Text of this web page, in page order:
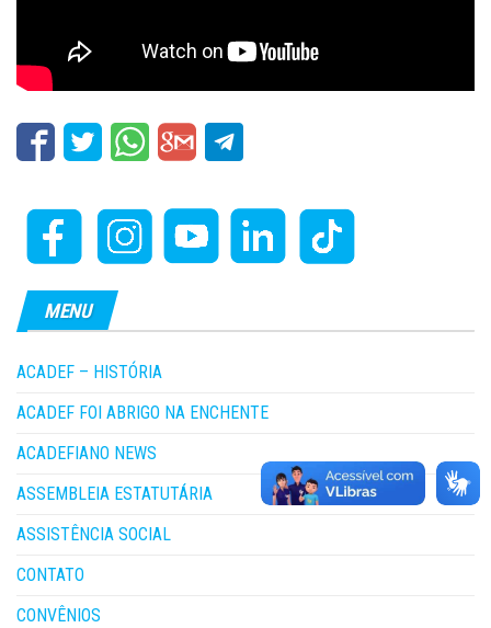
MENU
ACADEF – HISTÓRIA
ACADEF FOI ABRIGO NA ENCHENTE
ACADEFIANO NEWS
ASSEMBLEIA ESTATUTÁRIA
ASSISTÊNCIA SOCIAL
CONTATO
CONVÊNIOS